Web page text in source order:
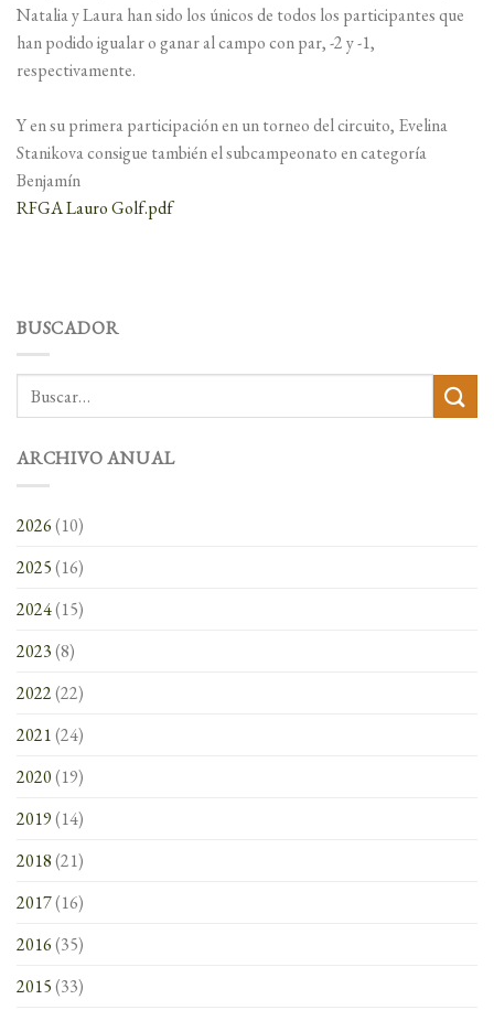
Natalia y Laura han sido los únicos de todos los participantes que
han podido igualar o ganar al campo con par, -2 y -1,
respectivamente.
Y en su primera participación en un torneo del circuito, Evelina
Stanikova consigue también el subcampeonato en categoría
Benjamín
RFGA Lauro Golf.pdf
BUSCADOR
ARCHIVO ANUAL
2026(10)
2025(16)
2024(15)
2023(8)
2022(22)
2021(24)
2020(19)
2019(14)
2018(21)
2017(16)
2016(35)
2015(33)